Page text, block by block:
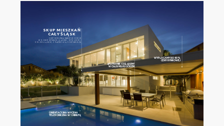
SKUP MIESZKAŃ
CAŁY ŚLĄSK
SKUP MIESZKAŃ NAWET W 3 DNI W
WOJEWÓDZTWACH: ŚLĄSKIM, OPOLSKIM I
DOLNOŚLĄSKIM, Z PŁATNOŚCIĄ U NOTARIUSZA
ORIENTACYJNA WYCENA
TELEFONICZNA W 1 MINUTĘ
SPOTKANIE I OGLĘDZNY
W CIĄGU KILKU GODZIN
WYPŁACAMY DO 90%
CENY RYNKOWEJ